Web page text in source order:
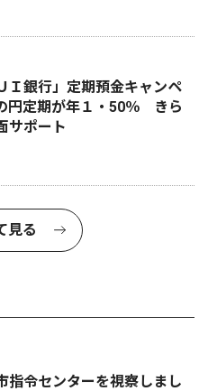
Ｉ銀行」定期預金キャンペ
円定期が年１・50％ きら
サポート
見る
令センターを視察しまし